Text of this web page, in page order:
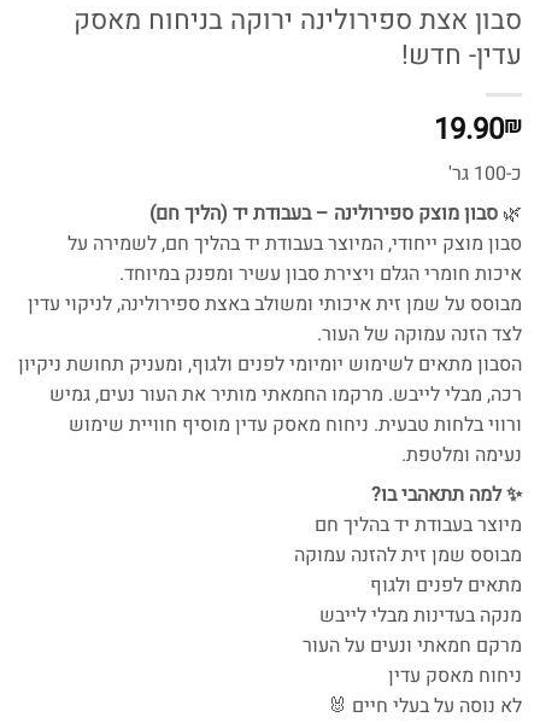
סבון אצת ספירולינה ירוקה בניחוח מאסק
עדין- חדש!
19.90₪
כ-100 גר'
🌿 סבון מוצק ספירולינה – בעבודת יד (הליך חם)
סבון מוצק ייחודי, המיוצר בעבודת יד בהליך חם, לשמירה על
איכות חומרי הגלם ויצירת סבון עשיר ומפנק במיוחד.
מבוסס על שמן זית איכותי ומשולב באצת ספירולינה, לניקוי עדין
לצד הזנה עמוקה של העור.
הסבון מתאים לשימוש יומיומי לפנים ולגוף, ומעניק תחושת ניקיון
רכה, מבלי לייבש. מרקמו החמאתי מותיר את העור נעים, גמיש
ורווי בלחות טבעית. ניחוח מאסק עדין מוסיף חוויית שימוש
נעימה ומלטפת.
✨ למה תתאהבי בו?
מיוצר בעבודת יד בהליך חם
מבוסס שמן זית להזנה עמוקה
מתאים לפנים ולגוף
מנקה בעדינות מבלי לייבש
מרקם חמאתי ונעים על העור
ניחוח מאסק עדין
לא נוסה על בעלי חיים 🐰